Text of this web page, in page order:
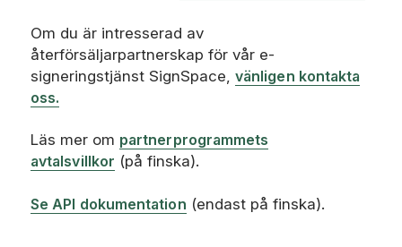
Om du är intresserad av
återförsäljarpartnerskap för vår e-
signeringstjänst SignSpace, vänligen kontakta
oss.
Läs mer om partnerprogrammets
avtalsvillkor (på finska).
Se API dokumentation (endast på finska).